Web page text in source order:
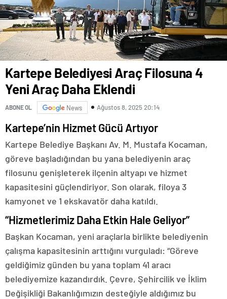
Kartepe Belediyesi Araç Filosuna 4
Yeni Araç Daha Eklendi
ABONE OL News Ağustos 8, 2025 20:14
Kartepe’nin Hizmet Gücü Artıyor
Kartepe Belediye Başkanı Av. M. Mustafa Kocaman,
göreve başladığından bu yana belediyenin araç
filosunu genişleterek ilçenin altyapı ve hizmet
kapasitesini güçlendiriyor. Son olarak, filoya 3
kamyonet ve 1 ekskavatör daha katıldı.
“Hizmetlerimiz Daha Etkin Hale Geliyor”
Başkan Kocaman, yeni araçlarla birlikte belediyenin
çalışma kapasitesinin arttığını vurguladı: “Göreve
geldiğimiz günden bu yana toplam 41 aracı
belediyemize kazandırdık. Çevre, Şehircilik ve İklim
Değişikliği Bakanlığımızın desteğiyle aldığımız bu